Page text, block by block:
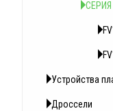
Устройства
Дроссели